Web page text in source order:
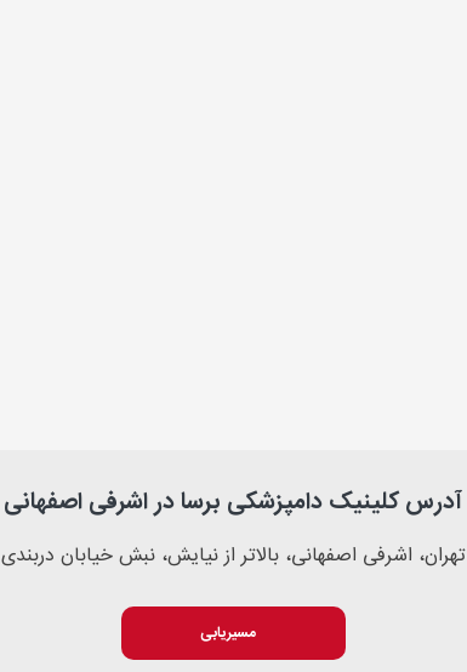
آدرس کلینیک دامپزشکی برسا در اشرفی اصفهانی
تهران، اشرفی اصفهانی، بالاتر از نیایش، نبش خیابان دربندی
مسیریابی